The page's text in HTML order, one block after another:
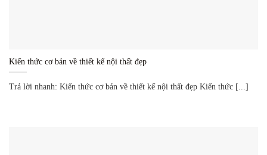
Kiến thức cơ bản về thiết kế nội thất đẹp
Trả lời nhanh: Kiến thức cơ bản về thiết kế nội thất đẹp Kiến thức [...]